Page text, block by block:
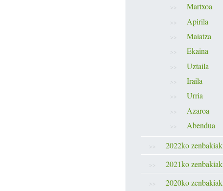
Martxoa
Apirila
Maiatza
Ekaina
Uztaila
Iraila
Urria
Azaroa
Abendua
2022ko zenbakiak
2021ko zenbakiak
2020ko zenbakiak